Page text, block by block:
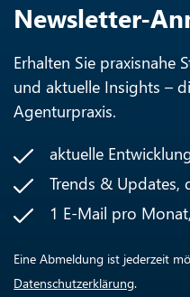
Newsletter-
Erhalten Sie praxisnahe
und aktuelle Insights –
Agenturpraxis.
aktuelle
Trends & Updates,
1 E-Mail pro
Eine Abmeldung ist jederzeit
Datenschutzerklärung.